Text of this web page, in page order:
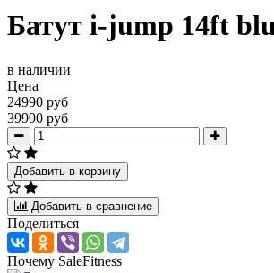
Батут i-jump 14ft
в наличии
Цена
24990 руб
39990 руб
Добавить в корзину
Добавить в сравнение
Поделиться
Почему SaleFitness